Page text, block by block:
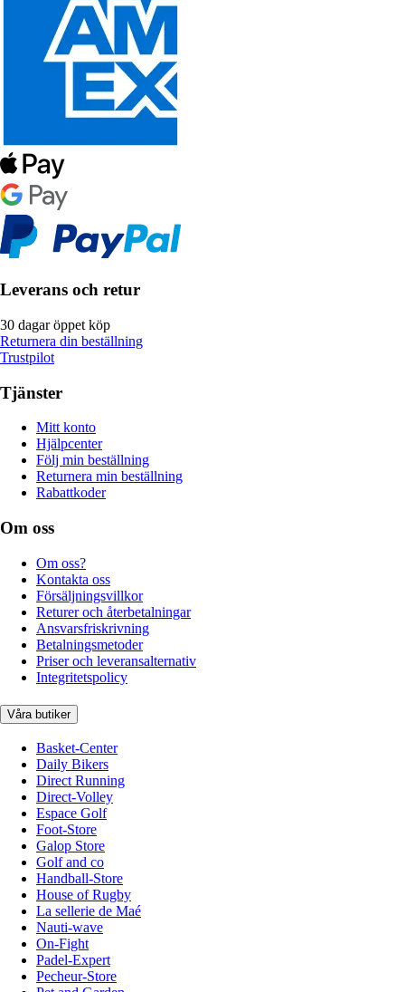
Leverans och retur
30 dagar öppet köp
Returnera din beställning
Trustpilot
Tjänster
Mitt konto
Hjälpcenter
Följ min beställning
Returnera min beställning
Rabattkoder
Om oss
Om oss?
Kontakta oss
Försäljningsvillkor
Returer och återbetalningar
Ansvarsfriskrivning
Betalningsmetoder
Priser och leveransalternativ
Integritetspolicy
Våra butiker
Basket-Center
Daily Bikers
Direct Running
Direct-Volley
Espace Golf
Foot-Store
Galop Store
Golf and co
Handball-Store
House of Rugby
La sellerie de Maé
Nauti-wave
On-Fight
Padel-Expert
Pecheur-Store